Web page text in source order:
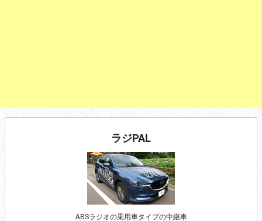
ラジPAL
ABSラジオの乗用車タイプの中継車